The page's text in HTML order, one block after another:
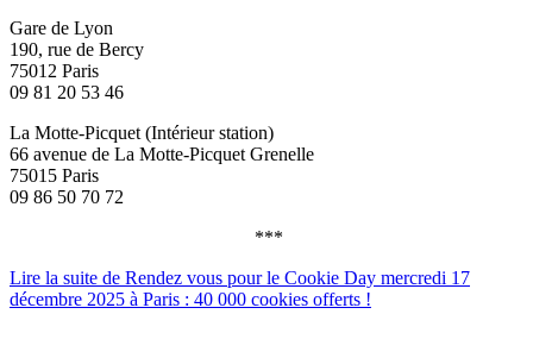
Gare de Lyon
190, rue de Bercy
75012 Paris
09 81 20 53 46
La Motte-Picquet (Intérieur station)
66 avenue de La Motte-Picquet Grenelle
75015 Paris
09 86 50 70 72
***
Lire la suite de Rendez vous pour le Cookie Day mercredi 17
décembre 2025 à Paris : 40 000 cookies offerts !